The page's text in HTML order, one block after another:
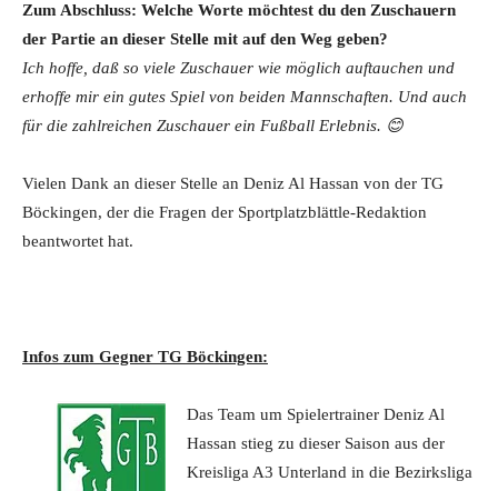
Zum Abschluss: Welche Worte möchtest du den Zuschauern
der Partie an dieser Stelle mit auf den Weg geben?
Ich hoffe, daß so viele Zuschauer wie möglich auftauchen und
erhoffe mir ein gutes Spiel von beiden Mannschaften. Und auch
für die zahlreichen Zuschauer ein Fußball Erlebnis. 😊
Vielen Dank an dieser Stelle an Deniz Al Hassan von der TG
Böckingen, der die Fragen der Sportplatzblättle-Redaktion
beantwortet hat.
Infos zum Gegner TG Böckingen:
Das Team um Spielertrainer Deniz Al
Hassan stieg zu dieser Saison aus der
Kreisliga A3 Unterland in die Bezirksliga